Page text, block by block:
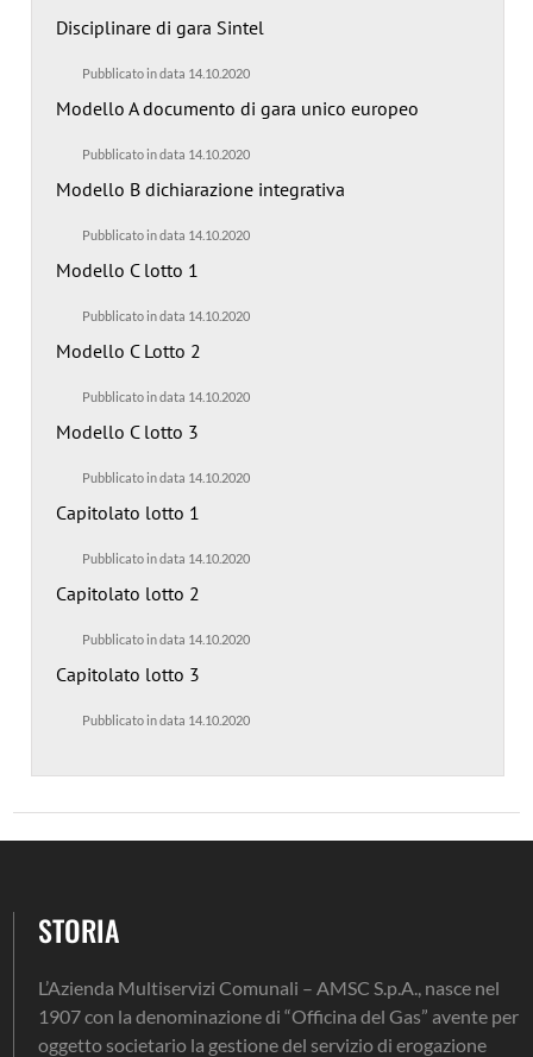
Disciplinare di gara Sintel
Pubblicato in data 14.10.2020
Modello A documento di gara unico europeo
Pubblicato in data 14.10.2020
Modello B dichiarazione integrativa
Pubblicato in data 14.10.2020
Modello C lotto 1
Pubblicato in data 14.10.2020
Modello C Lotto 2
Pubblicato in data 14.10.2020
Modello C lotto 3
Pubblicato in data 14.10.2020
Capitolato lotto 1
Pubblicato in data 14.10.2020
Capitolato lotto 2
Pubblicato in data 14.10.2020
Capitolato lotto 3
Pubblicato in data 14.10.2020
STORIA
L’Azienda Multiservizi Comunali – AMSC S.p.A., nasce nel
1907 con la denominazione di “Officina del Gas” avente per
oggetto societario la gestione del servizio di erogazione